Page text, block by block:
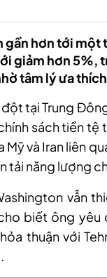
gần hơn tới
giảm hơn 5%,
tâm lý ưa
tại Trung
sách tiền
Mỹ và Iran liên
tải năng lượng
vẫn
biết ông
thuận với